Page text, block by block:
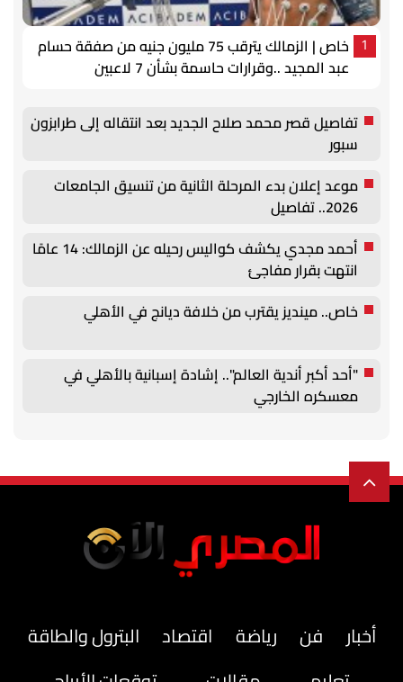
1
خاص | الزمالك يترقب 75 مليون جنيه من صفقة حسام
عبد المجيد ..وقرارات حاسمة بشأن 7 لاعبين
تفاصيل قصر محمد صلاح الجديد بعد انتقاله إلى طرابزون
سبور
موعد إعلان بدء المرحلة الثانية من تنسيق الجامعات
2026.. تفاصيل
أحمد مجدي يكشف كواليس رحيله عن الزمالك: 14 عامًا
انتهت بقرار مفاجئ
خاص.. مينديز يقترب من خلافة ديانج في الأهلي
"أحد أكبر أندية العالم".. إشادة إسبانية بالأهلي في
معسكره الخارجي
أخبار فن رياضة اقتصاد
البترول والطاقة